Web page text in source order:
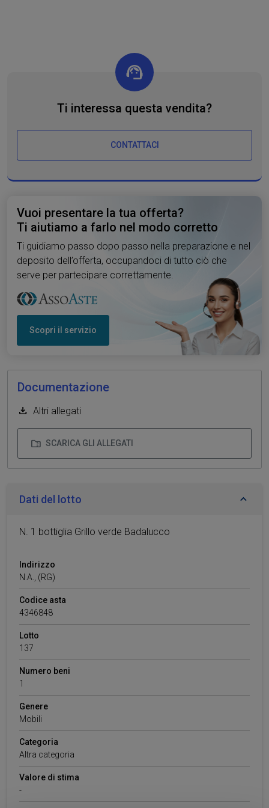
Ti interessa questa vendita?
CONTATTACI
Vuoi presentare la tua offerta?
Ti aiutiamo a farlo nel modo corretto
Ti guidiamo passo dopo passo nella preparazione e nel
deposito dell’offerta, occupandoci di tutto ciò che
serve per partecipare correttamente.
Scopri il servizio
Documentazione
Altri allegati
SCARICA GLI ALLEGATI
Dati del lotto
N. 1 bottiglia Grillo verde Badalucco
Indirizzo
N.A.
(RG)
Codice asta
4346848
Lotto
137
Numero beni
1
Genere
Mobili
Categoria
Altra categoria
Valore di stima
-